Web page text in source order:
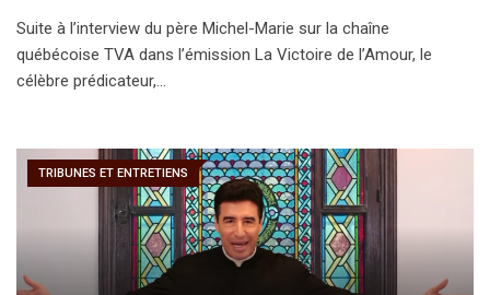
Suite à l’interview du père Michel-Marie sur la chaîne
québécoise TVA dans l’émission La Victoire de l’Amour, le
célèbre prédicateur,…
TRIBUNES ET ENTRETIENS